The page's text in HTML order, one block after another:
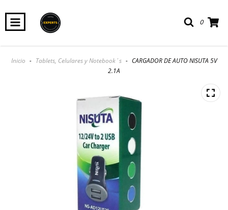
0
Inicio - Tablets, Celulares y Notebook´s - CARGADOR DE AUTO NISUTA 5V
2.1A